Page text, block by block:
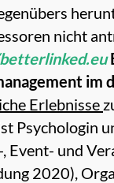
nicht
im
Erlebnisse
Psychologin
Event- und
2020),